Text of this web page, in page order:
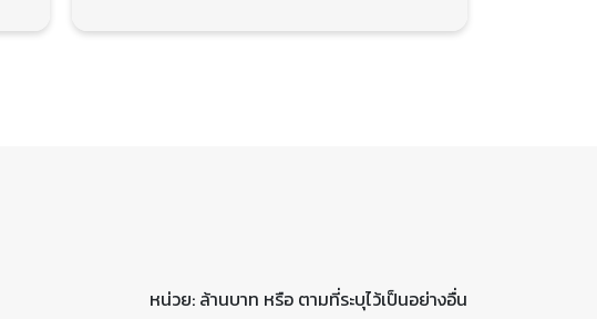
หน่วย: ล้านบาท หรือ ตามที่ระบุไว้เป็นอย่างอื่น